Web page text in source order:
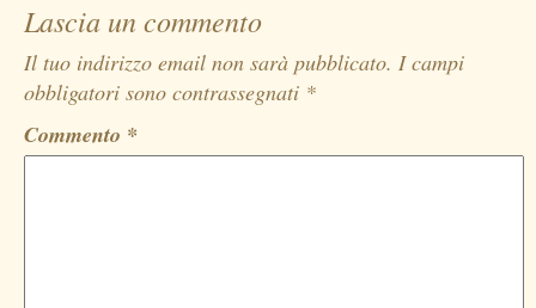
Lascia un commento
Il tuo indirizzo email non sarà pubblicato. I campi
obbligatori sono contrassegnati *
Commento *